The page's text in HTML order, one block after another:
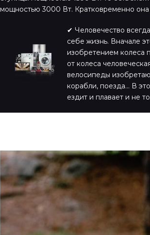
мощностью 3000 Вт. Кратковременно
✔ Человечество
себе жизнь. Вначале
изобретением колеса
от колеса
велосипеды
корабли, поезда… В
ездит и плавает и не